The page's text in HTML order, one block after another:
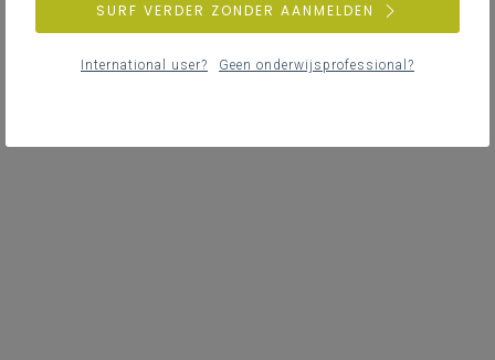
SURF VERDER ZONDER AANMELDEN
International user? Geen onderwijsprofessional?